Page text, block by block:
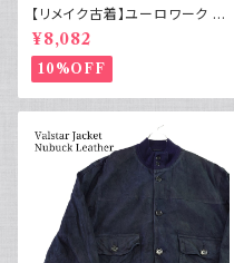
【リメイク古着】ユーロワーク ベ
スト フランス軍GAOモチーフ 管
理番号E217
¥8,082
10%OFF